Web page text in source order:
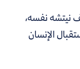
نفسه،
الإنسان